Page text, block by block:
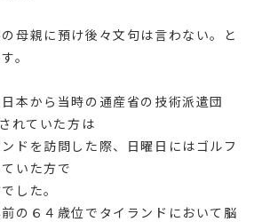
母親に預け後々文句は言わない。と
。
本から当時の通産省の技術派遣団
れていた方は
ドを訪問した際、日曜日にはゴルフ
いた方で
した。
の６４歳位でタイランドにおいて脳